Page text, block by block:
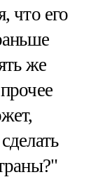
что его
же